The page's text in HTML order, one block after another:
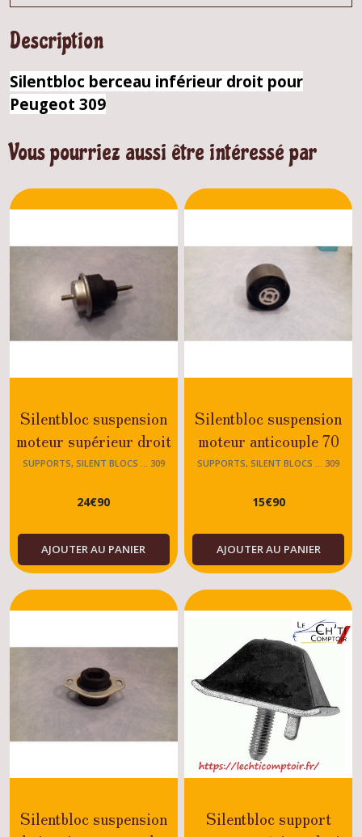
Description
Silentbloc berceau inférieur droit pour
Peugeot 309
Vous pourriez aussi être intéressé par
Silentbloc suspension
moteur supérieur droit
309 GTI / GTI 16
SUPPORTS, SILENT BLOCS ... 309
24€90
AJOUTER AU PANIER
Silentbloc suspension
moteur anticouple 70
mm inférieur droit 309
SUPPORTS, SILENT BLOCS ... 309
15€90
AJOUTER AU PANIER
Silentbloc suspension
Silentbloc support